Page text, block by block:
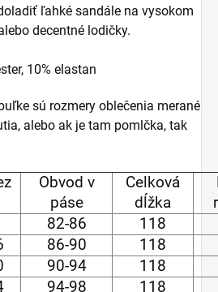
ľahké sandále na vysokom
decentné lodičky.
10% elastan
sú rozmery oblečenia merané
alebo ak je tam pomlčka, tak
Obvod v
páse
Celková
dĺžka
82-86
118
86-90
118
90-94
118
94-98
118